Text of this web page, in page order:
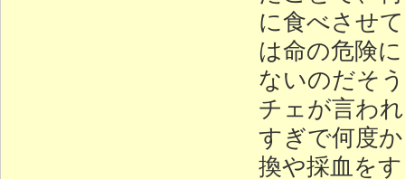
に食べさせ
は命の危険
ないのだそ
チェが言わ
すぎで何度
換や採血を